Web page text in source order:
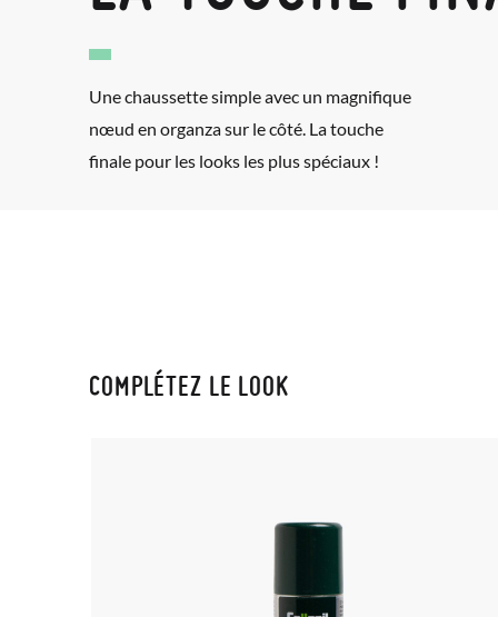
Une chaussette simple avec un magnifique
nœud en organza sur le côté. La touche
finale pour les looks les plus spéciaux !
COMPLÉTEZ LE LOOK